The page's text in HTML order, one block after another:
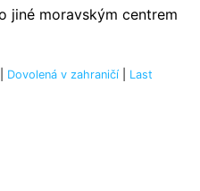
jiné moravským centrem
Dovolená v zahraničí
Last